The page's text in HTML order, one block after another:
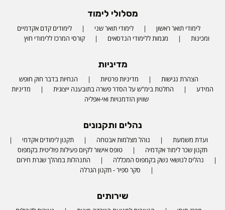
מסלולי לימוד
לימודי תואר ראשון לימודי תואר שני
לימודים קדם אקדמיים
ומכינות
מגמות ללימודי הנדסאים קורסי המרכז ללימודי חוץ
מדיניות
הצהרת נגישות מדיניות פרטיות
הנחיות בדבר חוק חופש
המידע
החלטת בימ"ש על הסדר פשרה בתובענה ייצוגית
מדיניות
שוויון הזדמנויות ואי-אפליה
נהלים ותקנונים
ועדת משמעת נוהל מצלמות אבטחה
תקנון לימודים אקדמי
תקנון שכר לימוד אקדמיה
טופס אישור לקיום פעילות פוליטית בקמפוס
נהלים לנושאי נשק בקמפוס המכללה
התנהלות במהלך שגרת חירום
סקר ספיר - תקנון הגרלה
שירותים